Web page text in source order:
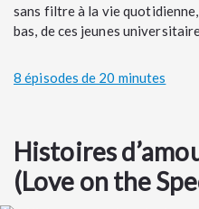
sans filtre à la vie
bas, de ces jeunes
8 épisodes de 20 minutes
Histoires
(Love on the